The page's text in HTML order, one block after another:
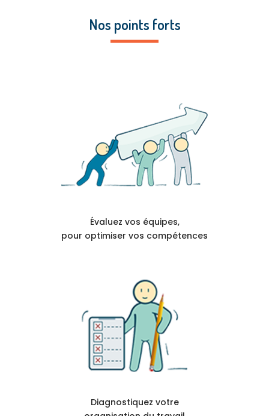
Nos points forts
Évaluez vos équipes,
pour optimiser vos compétences
Diagnostiquez votre